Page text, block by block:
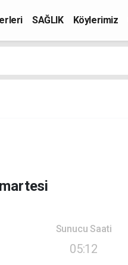
SAĞLIK Köylerimiz
Sunucu Saati
05:12